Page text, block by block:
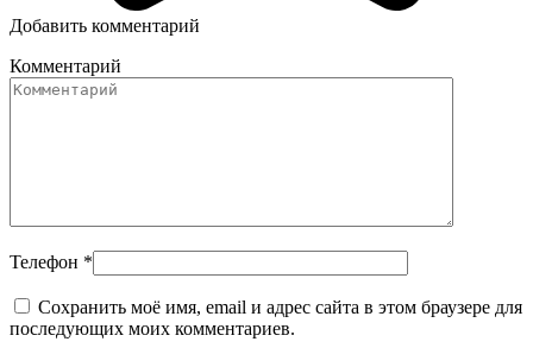
Добавить комментарий
Комментарий
Телефон *
Сохранить моё имя, email и адрес сайта в этом браузере для
последующих моих комментариев.